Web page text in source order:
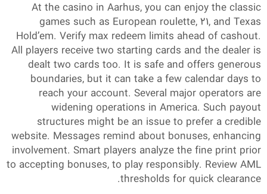
At the casino in Aarhus, you can enjoy the classic
games such as European roulette, 21, and Texas
Hold’em. Verify max redeem limits ahead of cashout.
All players receive two starting cards and the dealer is
dealt two cards too. It is safe and offers generous
boundaries, but it can take a few calendar days to
reach your account. Several major operators are
widening operations in America. Such payout
structures might be an issue to prefer a credible
website. Messages remind about bonuses, enhancing
involvement. Smart players analyze the fine print prior
to accepting bonuses, to play responsibly. Review AML
thresholds for quick clearance.